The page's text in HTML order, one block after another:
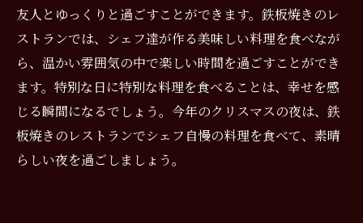
友人とゆっくりと過ごすことができます。鉄板焼きのレ
ストランでは、シェフ達が作る美味しい料理を食べなが
ら、温かい雰囲気の中で楽しい時間を過ごすことができ
ます。特別な日に特別な料理を食べることは、幸せを感
じる瞬間になるでしょう。今年のクリスマスの夜は、鉄
板焼きのレストランでシェフ自慢の料理を食べて、素晴
らしい夜を過ごしましょう。